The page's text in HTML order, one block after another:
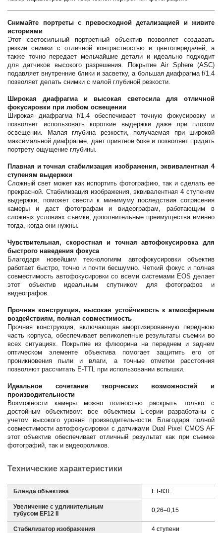
Снимайте портреты с превосходной детализацией и живите
историями
Этот светосильный портретный объектив позволяет создавать
резкие снимки с отличной контрастностью и цветопередачей, а
также точно передает мельчайшие детали и идеально подходит
для датчиков высокого разрешения. Покрытие Air Sphere (ASC)
подавляет внутренние блики и засветку, а большая диафрагма f/1.4
позволяет делать снимки с малой глубиной резкости.
Широкая диафрагма и высокая светосила для отличной
фокусировки при любом освещении
Широкая диафрагма f/1.4 обеспечивает точную фокусировку и
позволяет использовать короткие выдержки даже при плохом
освещении. Малая глубина резкости, получаемая при широкой
максимальной диафрагме, дает приятное боке и позволяет придать
портрету ощущение глубины.
Плавная и точная стабилизация изображения, эквивалентная 4
ступеням выдержки
Сложный свет может как испортить фотографию, так и сделать ее
прекрасной. Стабилизация изображения, эквивалентная 4 ступеням
выдержки, поможет свести к минимуму последствия сотрясения
камеры и даст фотографам и видеографам, работающим в
сложных условиях съемки, дополнительные преимущества именно
тогда, когда они нужны.
Чувствительная, скоростная и точная автофокусировка для
быстрого наведения фокуса
Благодаря новейшим технологиям автофокусировки объектив
работает быстро, точно и почти бесшумно. Четкий фокус и полная
совместимость автофокусировки со всеми системами EOS делает
этот объектив идеальным спутником для фотографов и
видеографов.
Прочная конструкция, высокая устойчивость к атмосферным
воздействиям, полная совместимость
Прочная конструкция, включающая амортизированную переднюю
часть корпуса, обеспечивает великолепные результаты съемки во
всех ситуациях. Покрытие из флюорина на переднем и заднем
оптическом элементе объектива помогает защитить его от
проникновения пыли и влаги, а точные отметки расстояния
позволяют рассчитать E-TTL при использовании вспышки.
Идеальное сочетание творческих возможностей и
производительности
Возможности камеры можно полностью раскрыть только с
достойным объективом: все объективы L-серии разработаны с
учетом высокого уровня производительности. Благодаря полной
совместимости автофокусировки с датчиками Dual Pixel CMOS AF
этот объектив обеспечивает отличный результат как при съемке
фотографий, так и видеороликов.
Технические характеристики
Бленда объектива ET-83E
Увеличение с удлинительным
тубусом EF12 II
0,26–0,15
Стабилизатор изображения 4 ступени